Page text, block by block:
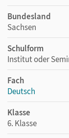
Bundesland
Sachsen
Schulform
Institut oder
Fach
Deutsch
Klasse
6. Klasse